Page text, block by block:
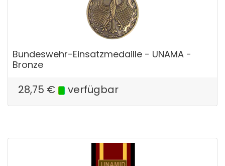
Bundeswehr-Einsatzmedaille - UNAMA -
Bronze
28,75 € verfügbar